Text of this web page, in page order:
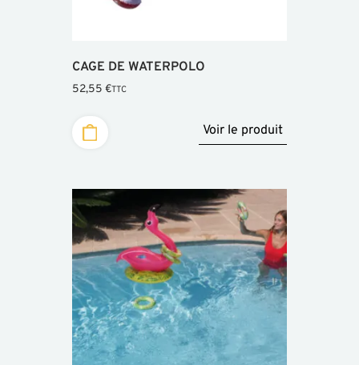
CAGE DE WATERPOLO
52,55 €TTC
Voir le produit